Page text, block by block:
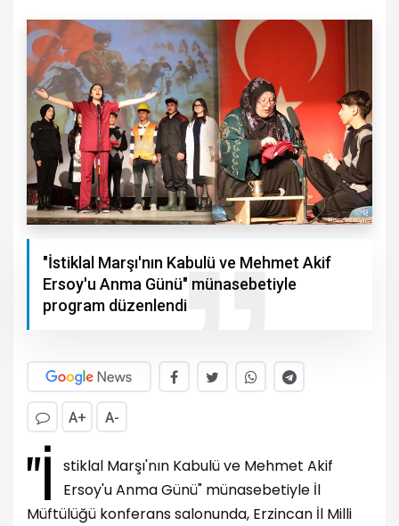
"İstiklal Marşı'nın Kabulü ve Mehmet Akif
Ersoy'u Anma Günü" münasebetiyle
program düzenlendi
A+ A-
"İ
stiklal Marşı'nın Kabulü ve Mehmet Akif
Ersoy'u Anma Günü" münasebetiyle İl
Müftülüğü konferans salonunda, Erzincan İl Milli